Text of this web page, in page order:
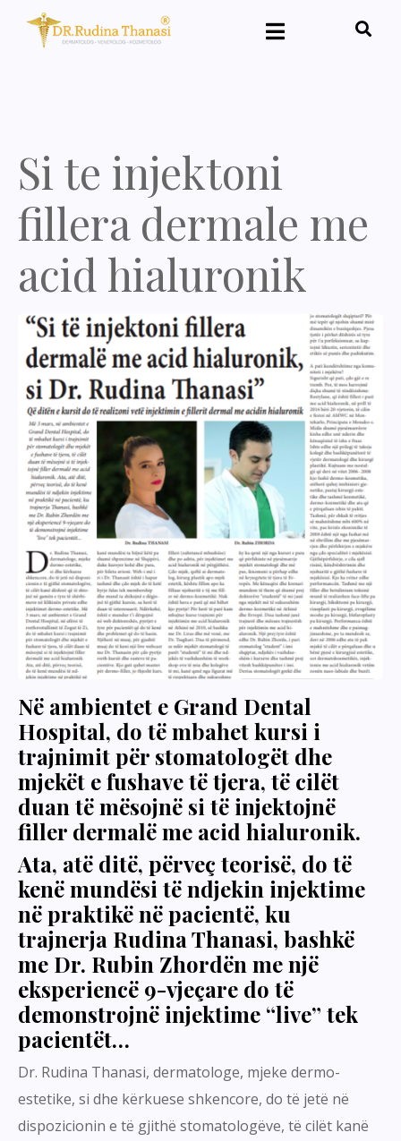
Si te injektoni
fillera dermale me
acid hialuronik
Në ambientet e Grand Dental
Hospital, do të mbahet kursi i
trajnimit për stomatologët dhe
mjekët e fushave të tjera, të cilët
duan të mësojnë si të injektojnë
filler dermalë me acid hialuronik.
Ata, atë ditë, përveç teorisë, do të
kenë mundësi të ndjekin injektime
në praktikë në pacientë, ku
trajnerja Rudina Thanasi, bashkë
me Dr. Rubin Zhordën me një
eksperiencë 9-vjeçare do të
demonstrojnë injektime “live” tek
pacientët…
Dr. Rudina Thanasi, dermatologe, mjeke dermo-
estetike, si dhe kërkuese shkencore, do të jetë në
dispozicionin e të gjithë stomatologëve, të cilët kanë